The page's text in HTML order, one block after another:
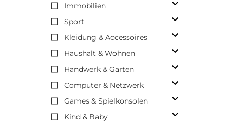
Immobilien
Sport
Kleidung & Accessoires
Haushalt & Wohnen
Handwerk & Garten
Computer & Netzwerk
Games & Spielkonsolen
Kind & Baby